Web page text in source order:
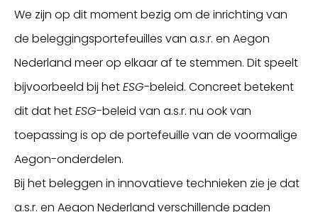
We zijn op dit moment bezig om de inrichting van
de beleggingsportefeuilles van a.s.r. en Aegon
Nederland meer op elkaar af te stemmen. Dit speelt
bijvoorbeeld bij hetESG-beleid. Concreet betekent
dit dat hetESG-beleid van a.s.r. nu ook van
toepassing is op de portefeuille van de voormalige
Aegon-onderdelen.
Bij het beleggen in innovatieve technieken zie je dat
a.s.r. en Aegon Nederland verschillende paden